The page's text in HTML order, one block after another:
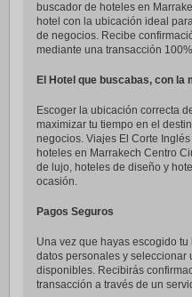
buscador de hoteles en
hotel con la ubicación ideal
de negocios. Recibe
mediante una transacción
El Hotel que buscabas, con la
Escoger la ubicación correcta
maximizar tu tiempo en el
negocios. Viajes El Corte
hoteles en Marrakech Centro
de lujo, hoteles de diseño y
ocasión.
Pagos Seguros
Una vez que hayas escogido
datos personales y seleccionar
disponibles. Recibirás
transacción a través de un